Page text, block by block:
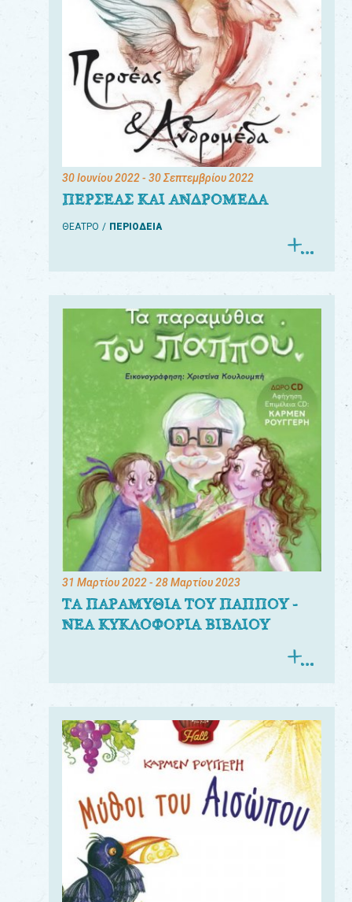
30 Ιουνίου 2022- 30 Σεπτεμβρίου 2022
ΠΕΡΣΕΑΣ ΚΑΙ ΑΝΔΡΟΜΕΔΑ
ΘΕΑΤΡΟ ΠΕΡΙΟΔΕΙΑ
31 Μαρτίου 2022- 28 Μαρτίου 2023
ΤΑ ΠΑΡΑΜΥΘΙΑ ΤΟΥ ΠΑΠΠΟΥ -
ΝΕΑ ΚΥΚΛΟΦΟΡΙΑ ΒΙΒΛΙΟΥ